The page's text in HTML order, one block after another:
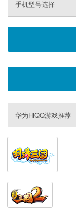
手机型号选择
华为HiQQ游戏推荐